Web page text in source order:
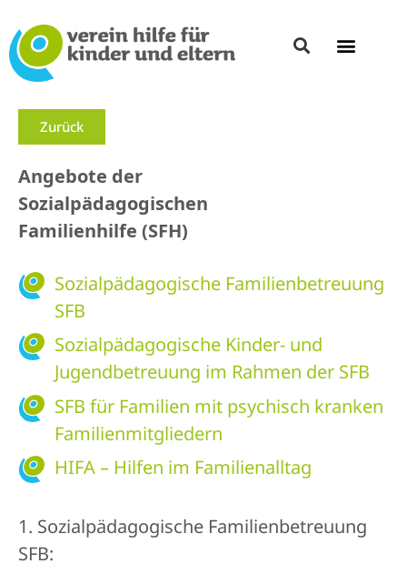
Zurück
Angebote der
Sozialpädagogischen
Familienhilfe (SFH)
Sozialpädagogische Familienbetreuung
SFB
Sozialpädagogische Kinder- und
Jugendbetreuung im Rahmen der SFB
SFB für Familien mit psychisch kranken
Familienmitgliedern
HIFA – Hilfen im Familienalltag
1. Sozialpädagogische Familienbetreuung
SFB: